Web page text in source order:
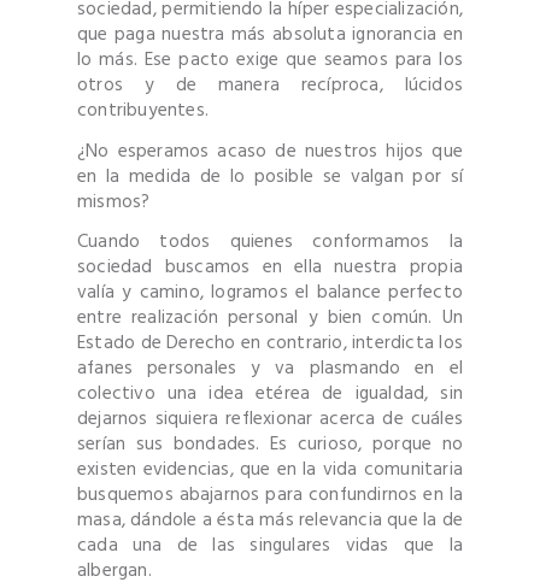
sociedad, permitiendo la híper especialización,
que paga nuestra más absoluta ignorancia en
lo más. Ese pacto exige que seamos para los
otros y de manera recíproca, lúcidos
contribuyentes.
¿No esperamos acaso de nuestros hijos que
en la medida de lo posible se valgan por sí
mismos?
Cuando todos quienes conformamos la
sociedad buscamos en ella nuestra propia
valía y camino, logramos el balance perfecto
entre realización personal y bien común. Un
Estado de Derecho en contrario, interdicta los
afanes personales y va plasmando en el
colectivo una idea etérea de igualdad, sin
dejarnos siquiera reflexionar acerca de cuáles
serían sus bondades. Es curioso, porque no
existen evidencias, que en la vida comunitaria
busquemos abajarnos para confundirnos en la
masa, dándole a ésta más relevancia que la de
cada una de las singulares vidas que la
albergan.